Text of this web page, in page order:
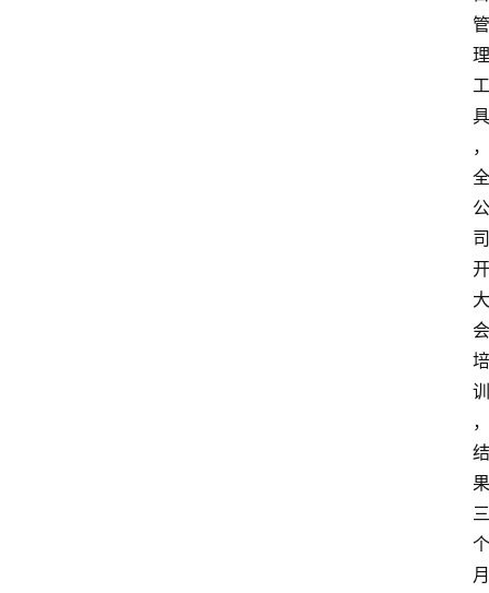
管
理
工
具
，
全
公
司
开
大
会
培
训
，
结
果
三
个
月